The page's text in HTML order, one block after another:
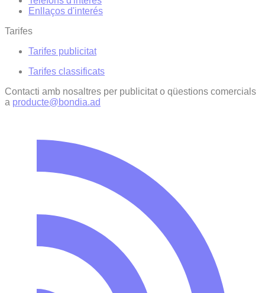
Enllaços d'interés
Tarifes
Tarifes publicitat
Tarifes classificats
Contacti amb nosaltres per publicitat o qüestions comercials
a producte@bondia.ad